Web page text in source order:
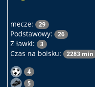
mecze: 29
Podstawowy: 26
Z ławki: 3
Czas na boisku: 2283 min
4
5